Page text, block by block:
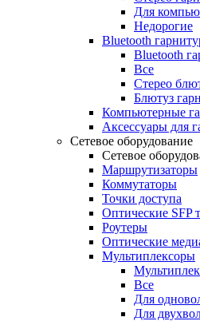
Для
Недорогие
Bluetooth
Bluetooth
Все
Стерео
Блютуз
Компьютерные
Аксессуары для
Сетевое оборудование
Сетевое
Маршрутизаторы
Коммутаторы
Точки доступа
Оптические SFP
Роутеры
Оптические
Мультиплексоры
Все
Для
Для